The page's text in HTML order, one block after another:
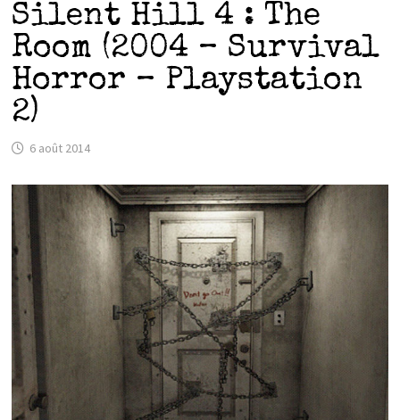
Silent Hill 4 : The
Room (2004 – Survival
Horror – Playstation
2)
6 août 2014